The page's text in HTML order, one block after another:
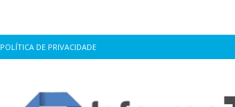
POLÍTICA DE PRIVACIDADE